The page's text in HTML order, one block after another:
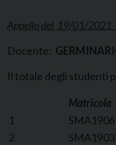
Appello del 19/01/
Docente:
Il totale degli studenti
Matricola
1
2